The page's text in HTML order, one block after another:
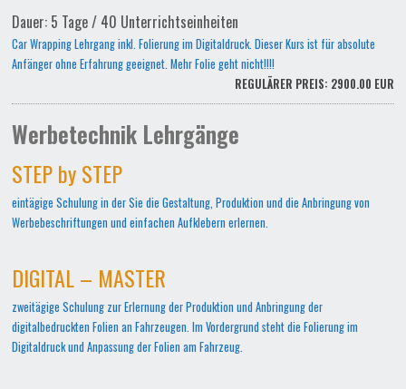
Dauer: 5 Tage / 40 Unterrichtseinheiten
Car Wrapping Lehrgang inkl. Folierung im Digitaldruck. Dieser Kurs ist für absolute
Anfänger ohne Erfahrung geeignet. Mehr Folie geht nicht!!!!
REGULÄRER PREIS: 2900.00 EUR
Werbetechnik Lehrgänge
STEP by STEP
eintägige Schulung in der Sie die Gestaltung, Produktion und die Anbringung von
Werbebeschriftungen und einfachen Aufklebern erlernen.
DIGITAL – MASTER
zweitägige Schulung zur Erlernung der Produktion und Anbringung der
digitalbedruckten Folien an Fahrzeugen. Im Vordergrund steht die Folierung im
Digitaldruck und Anpassung der Folien am Fahrzeug.